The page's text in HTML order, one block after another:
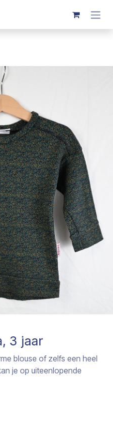
3 jaar
blouse of zelfs een heel
je op uiteenlopende